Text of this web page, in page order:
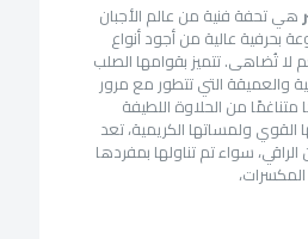
هي تحفة فنية من عالم الأجبان
بحرفية عالية من أجود أنواع
لا تُضاهى. تتميز بقوامها الصلب
والعميقة التي تتطور مع مرور
من الحلاوة اللطيفة
القوي ولمساتها الكريمية، تعد
الراقي، سواء تم تناولها بمفردها